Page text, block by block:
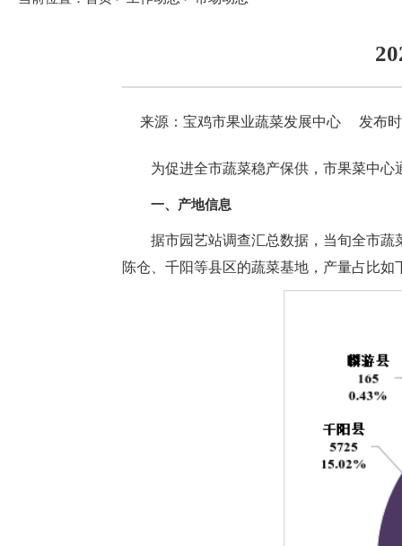
来源：宝鸡市果业蔬菜发展中心 发布
为促进全市蔬菜稳产保供，市果菜中
一、产地信息
据市园艺站调查汇总数据，当旬全市蔬
陈仓、千阳等县区的蔬菜基地，产量占比如